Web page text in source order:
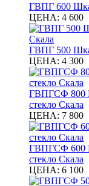
ГВПГ 600
ЦЕНА: 4 600
ГВПГ 500
ЦЕНА: 4 300
ГВПГСФ 800
стекло Скала
ЦЕНА: 7 800
ГВПГСФ 600
стекло Скала
ЦЕНА: 6 100